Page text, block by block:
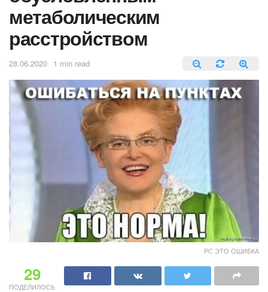
метаболическим
расстройством
28.06.2020 1 min read
РС ЭТО ОШИБКА
29
ПОДЕЛИЛОСЬ